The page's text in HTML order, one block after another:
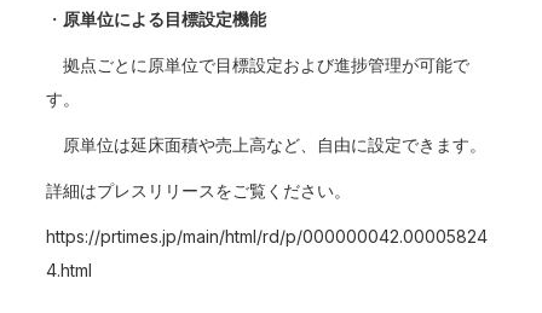
・ 原単位による目標設定機能
拠点ごとに原単位で目標設定および進捗管理が可能で
す。
原単位は延床面積や売上高など、自由に設定できます。
詳細はプレスリリースをご覧ください。
https://prtimes.jp/main/html/rd/p/000000042.00005824
4.html